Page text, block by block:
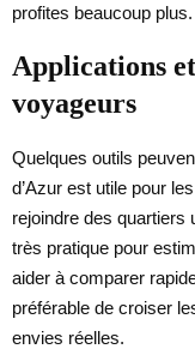
profites beaucoup plus.
Applications
voyageurs
Quelques outils
d’Azur est utile pour
rejoindre des quartiers
très pratique pour
aider à comparer
préférable de croiser
envies réelles.